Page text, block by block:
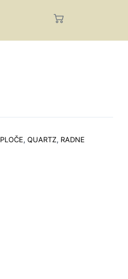
PLOČE,QUARTZ, RADNE